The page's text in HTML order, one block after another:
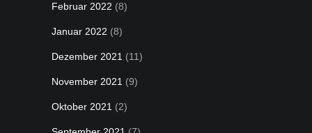
Februar 2022 (8)
Januar 2022 (8)
Dezember 2021 (11)
November 2021 (9)
Oktober 2021 (2)